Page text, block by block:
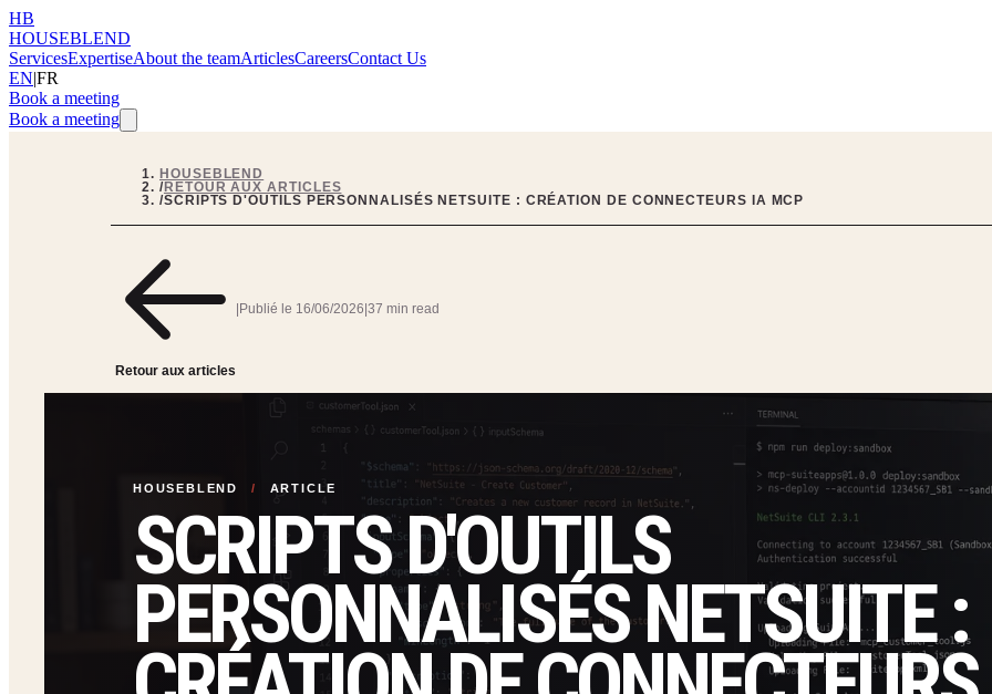
HB
HOUSEBLEND
ServicesExpertiseAbout the teamArticlesCareersContact Us
EN|FR
Book a meeting
Book a meeting
HOUSEBLEND
/RETOUR AUX ARTICLES
/SCRIPTS D'OUTILS PERSONNALISÉS NETSUITE : CRÉATION DE CONNECTEURS IA MCP
Retour aux articles
Publié le 16/06/2026 37 min read
HOUSEBLEND / ARTICLE
SCRIPTS D'OUTILS
PERSONNALISÉS NETSUITE :